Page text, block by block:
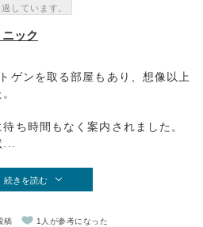
しています。
ック
ゲンを取る部屋もあり、想像以上
ち時間もなく案内されました。
続きを読む
稿 1人が参考になった